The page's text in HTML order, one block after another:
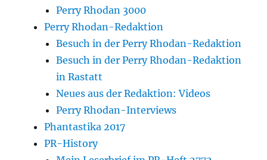
Perry Rhodan 3000
Perry Rhodan-Redaktion
Besuch in der Perry Rhodan-Redaktion
Besuch in der Perry Rhodan-Redaktion
in Rastatt
Neues aus der Redaktion: Videos
Perry Rhodan-Interviews
Phantastika 2017
PR-History